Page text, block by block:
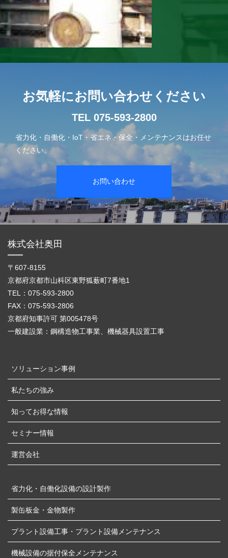
お気軽にお問い合わせください
TEL 075-593-2800
省力化・自働化・IoT・省エネ・保全・メンテナンスはお任せ
ください。
お問い合わせ
株式会社奥田
〒607-8155
京都府京都市山科区東野狐薮町7番地1
TEL：075-593-2800
FAX：075-593-2806
京都府知事許可 第005478号
一般建設業：鋼構造物工事業、機械器具設置工事
ソリューション事例
私たちの強み
知ってお得な情報
セミナー情報
運営会社
省力化・自働化設備の設計製作
製缶板金・金物製作
プラント設備工事・プラント設備メンテナンス
機械設備の据付保全メンテナンス